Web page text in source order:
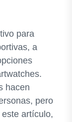
para
a
hacen
pero
artículo,